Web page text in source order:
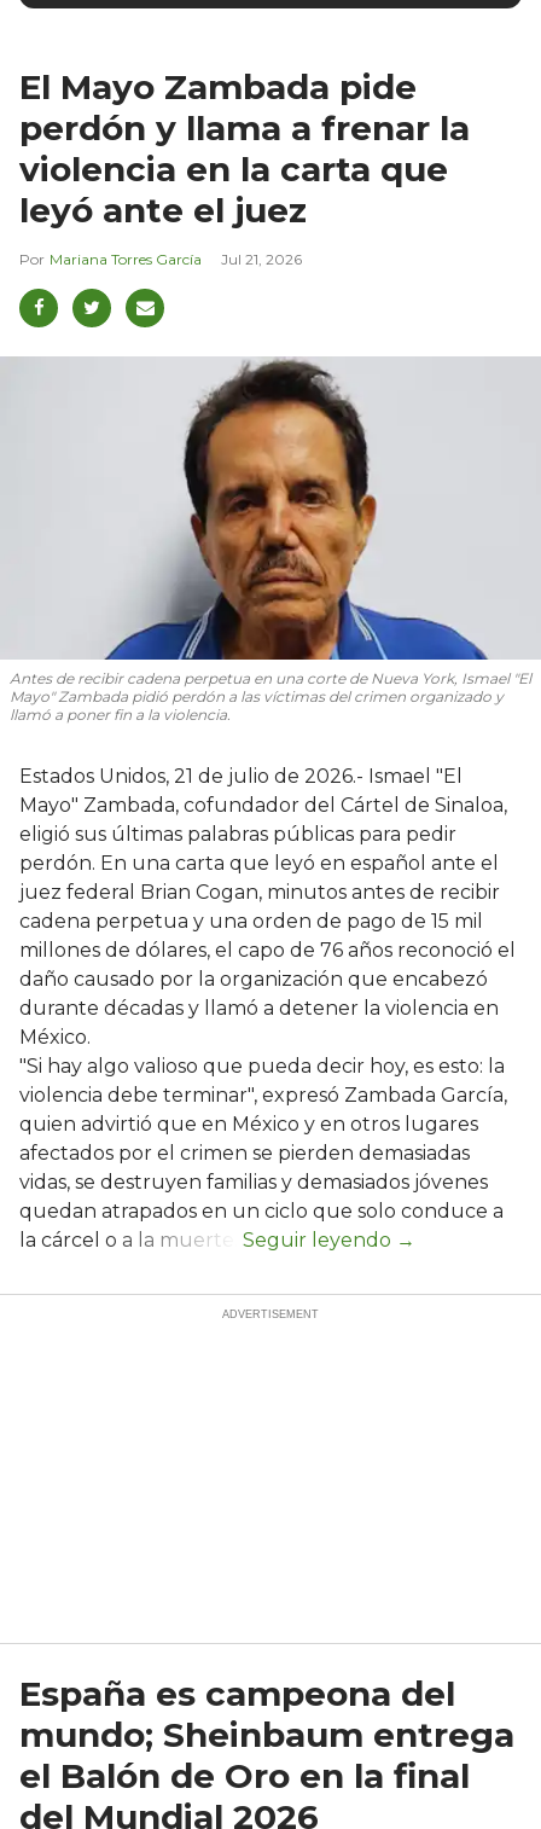
El Mayo Zambada pide
perdón y llama a frenar la
violencia en la carta que
leyó ante el juez
Mariana Torres García Jul 21, 2026
Antes de recibir cadena perpetua en una corte de Nueva York, Ismael "El
Mayo" Zambada pidió perdón a las víctimas del crimen organizado y
llamó a poner fin a la violencia.
Estados Unidos, 21 de julio de 2026.- Ismael "El
Mayo" Zambada, cofundador del Cártel de Sinaloa,
eligió sus últimas palabras públicas para pedir
perdón. En una carta que leyó en español ante el
juez federal Brian Cogan, minutos antes de recibir
cadena perpetua y una orden de pago de 15 mil
millones de dólares, el capo de 76 años reconoció el
daño causado por la organización que encabezó
durante décadas y llamó a detener la violencia en
México.
"Si hay algo valioso que pueda decir hoy, es esto: la
violencia debe terminar", expresó Zambada García,
quien advirtió que en México y en otros lugares
afectados por el crimen se pierden demasiadas
vidas, se destruyen familias y demasiados jóvenes
quedan atrapados en un ciclo que solo conduce a
la cárcel o a la muerte.
España es campeona del
mundo; Sheinbaum entrega
el Balón de Oro en la final
del Mundial 2026